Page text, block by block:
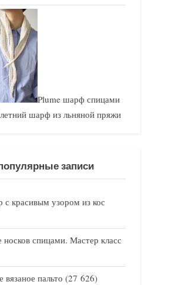
Plume шарф спицами
шарф из льняной пряжи
записи
с красивым узором из кос
носков спицами. Мастер класс
вязаное пальто (27 626)